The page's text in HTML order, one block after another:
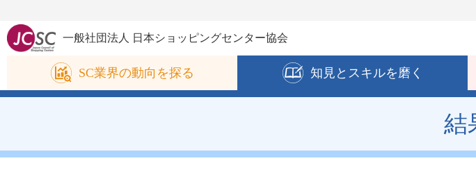
一般社団法人 日本ショッピングセンター協会
SC業界の動向を探る 知見と スキルを磨く
結